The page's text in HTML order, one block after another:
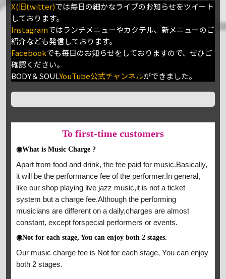
X(旧twitter)では毎日の細かなライブのお知らせをツイート
しております。
Instagramではランチメニューやカクテル、新メニューのご
紹介なども発信しております。
Facebookでも毎日のお知らせをしておりますので、ぜひご
確認ください。
BODY＆SOULYouTube公式チャンネルができました。
To first-time customers
◉What is Music Charge ?
Apart from food and drink, the fee paid for music.Basically,
it will be the performance fee of the performer.In general,
like our shop playing live jazz music,it is not a ticket
system but a charge fee.Although the performing
musicians are different on a daily,charges are almost
constant, except forspecial performers or events.
◉Not for each stage, You can enjoy both 2 stages.
Our music charge fee is Not for each stage, You can enjoy
both 2 stages.